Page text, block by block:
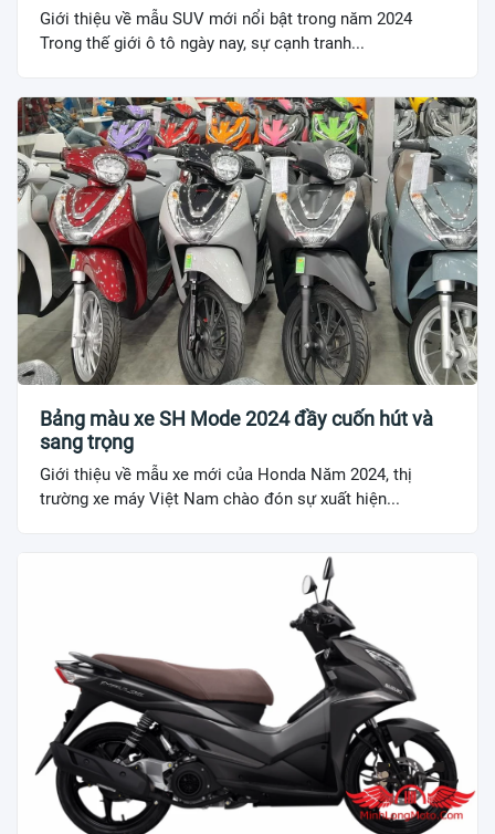
Giới thiệu về mẫu SUV mới nổi bật trong năm 2024
Trong thế giới ô tô ngày nay, sự cạnh tranh...
Bảng màu xe SH Mode 2024 đầy cuốn hút và
sang trọng
Giới thiệu về mẫu xe mới của Honda Năm 2024, thị
trường xe máy Việt Nam chào đón sự xuất hiện...